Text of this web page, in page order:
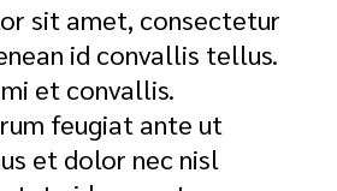
sit amet, consectetur
id convallis tellus.
et convallis.
feugiat ante ut
et dolor nec nisl